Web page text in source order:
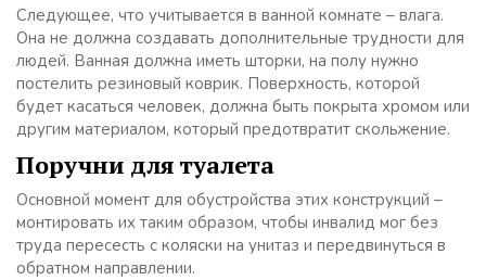
Следующее, что учитывается в ванной комнате – влага.
Она не должна создавать дополнительные трудности для
людей. Ванная должна иметь шторки, на полу нужно
постелить резиновый коврик. Поверхность, которой
будет касаться человек, должна быть покрыта хромом или
другим материалом, который предотвратит скольжение.
Поручни для туалета
Основной момент для обустройства этих конструкций –
монтировать их таким образом, чтобы инвалид мог без
труда пересесть с коляски на унитаз и передвинуться в
обратном направлении.